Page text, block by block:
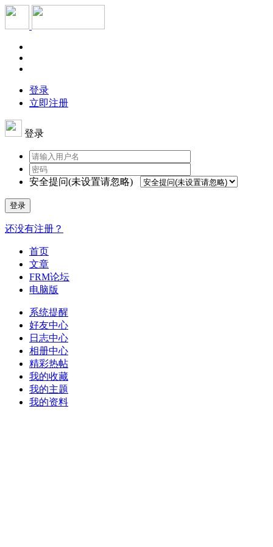
登录
立即注册
登录
安全提问(未设置请忽略)
登录
还没有注册？
首页
文章
FRM论坛
电脑版
系统提醒
好友中心
日志中心
相册中心
精彩热帖
我的收藏
我的主题
我的资料